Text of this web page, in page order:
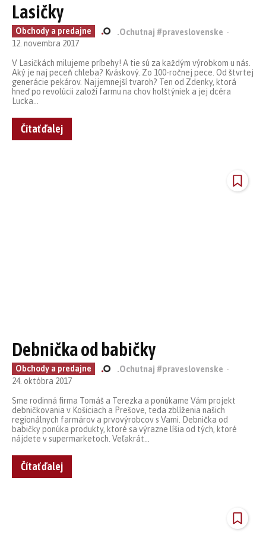
Lasičky
Obchody a predajne .Ochutnaj #praveslovenske -
12. novembra 2017
V Lasičkách milujeme príbehy! A tie sú za každým výrobkom u nás.
Aký je naj peceň chleba? Kváskový. Zo 100-ročnej pece. Od štvrtej
generácie pekárov. Najjemnejší tvaroh? Ten od Zdenky, ktorá
hneď po revolúcii založí farmu na chov holštýniek a jej dcéra
Lucka...
Čítať ďalej
Debnička od babičky
Obchody a predajne .Ochutnaj #praveslovenske -
24. októbra 2017
Sme rodinná firma Tomáš a Terezka a ponúkame Vám projekt
debničkovania v Košiciach a Prešove, teda zblíženia našich
regionálnych farmárov a prvovýrobcov s Vami. Debnička od
babičky ponúka produkty, ktoré sa výrazne líšia od tých, ktoré
nájdete v supermarketoch. Veľakrát...
Čítať ďalej